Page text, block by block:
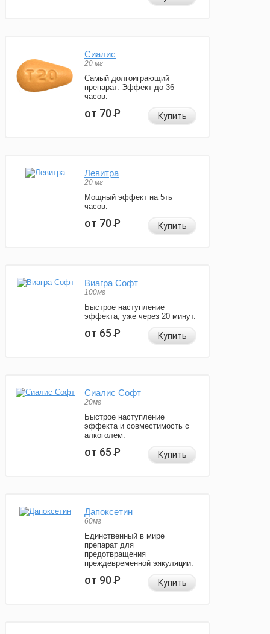
Сиалис
20 мг
Самый долгоиграющий
препарат. Эффект до 36
часов.
от 70Р Купить
Левитра
20 мг
Мощный эффект на 5ть
часов.
от 70Р Купить
Виагра Софт
100мг
Быстрое наступление
эффекта, уже через 20 минут.
от 65Р Купить
Сиалис Софт
20мг
Быстрое наступление
эффекта и совместимость с
алкоголем.
от 65Р Купить
Дапоксетин
60мг
Единственный в мире
препарат для
предотвращения
преждевременной эякуляции.
от 90Р Купить